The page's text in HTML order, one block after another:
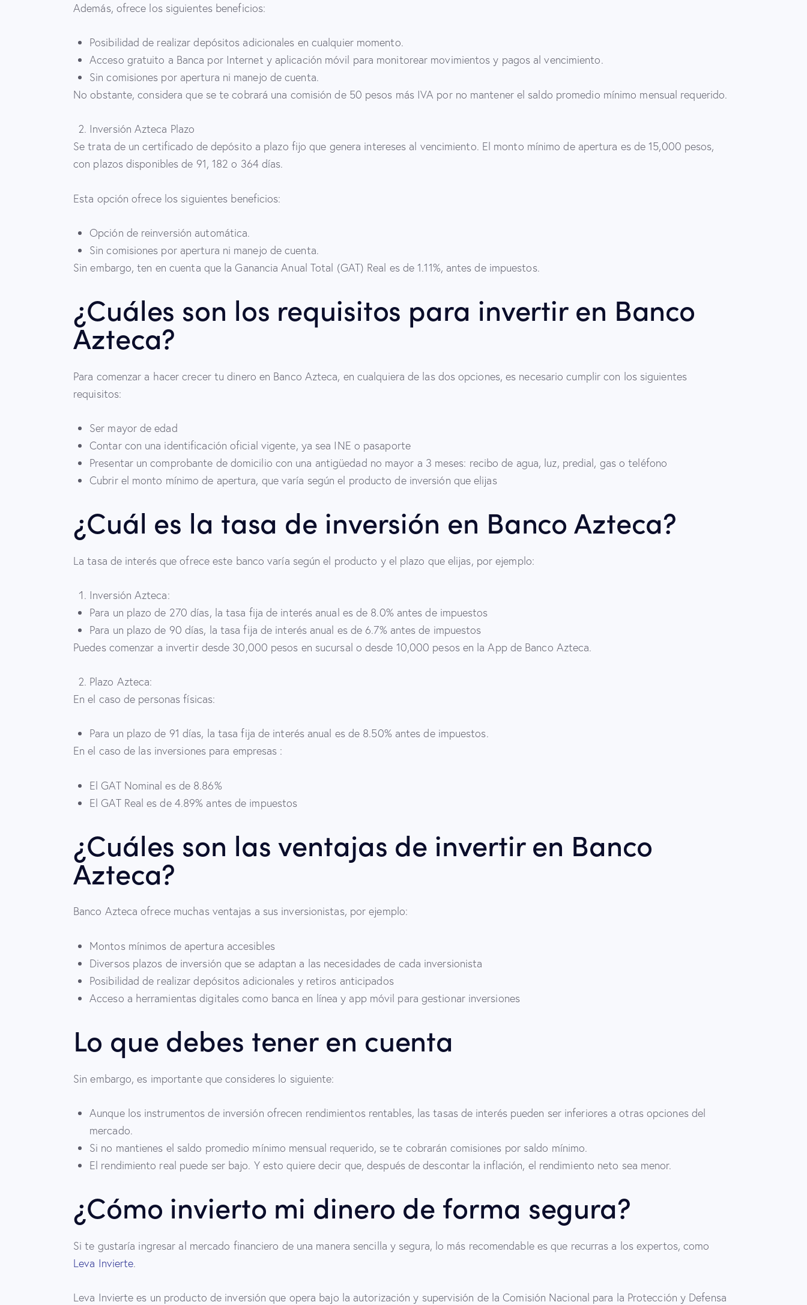
Además, ofrece los siguientes beneficios:
Posibilidad de realizar depósitos adicionales en cualquier momento.
Acceso gratuito a Banca por Internet y aplicación móvil para monitorear movimientos y pagos al vencimiento.
Sin comisiones por apertura ni manejo de cuenta.
No obstante, considera que se te cobrará una comisión de 50 pesos más IVA por no mantener el saldo promedio mínimo mensual requerido. ​
Inversión Azteca Plazo
Se trata de un certificado de depósito a plazo fijo que genera intereses al vencimiento. El monto mínimo de apertura es de 15,000 pesos,
con plazos disponibles de 91, 182 o 364 días.​
Esta opción ofrece los siguientes beneficios:
Opción de reinversión automática.
Sin comisiones por apertura ni manejo de cuenta.
Sin embargo, ten en cuenta que la Ganancia Anual Total (GAT) Real es de 1.11%, antes de impuestos.
¿Cuáles son los requisitos para invertir en Banco
Azteca?
Para comenzar a hacer crecer tu dinero en Banco Azteca, en cualquiera de las dos opciones, es necesario cumplir con los siguientes
requisitos:
Ser mayor de edad
Contar con una identificación oficial vigente, ya sea INE o pasaporte
Presentar un comprobante de domicilio con una antigüedad no mayor a 3 meses: recibo de agua, luz, predial, gas o teléfono
Cubrir el monto mínimo de apertura, que varía según el producto de inversión que elijas​
¿Cuál es la tasa de inversión en Banco Azteca?
La tasa de interés que ofrece este banco varía según el producto y el plazo que elijas, por ejemplo:
Inversión Azteca:
Para un plazo de 270 días, la tasa fija de interés anual es de 8.0% antes de impuestos
Para un plazo de 90 días, la tasa fija de interés anual es de 6.7% antes de impuestos
Puedes comenzar a invertir desde 30,000 pesos en sucursal o desde 10,000 pesos en la App de Banco Azteca.
Plazo Azteca:
En el caso de personas físicas:
Para un plazo de 91 días, la tasa fija de interés anual es de 8.50% antes de impuestos.
En el caso de las inversiones para empresas :
El GAT Nominal es de 8.86%
El GAT Real es de 4.89% antes de impuestos
¿Cuáles son las ventajas de invertir en Banco
Azteca?
Banco Azteca ofrece muchas ventajas a sus inversionistas, por ejemplo:
Montos mínimos de apertura accesibles​
Diversos plazos de inversión que se adaptan a las necesidades de cada inversionista​
Posibilidad de realizar depósitos adicionales y retiros anticipados
Acceso a herramientas digitales como banca en línea y app móvil para gestionar inversiones
Lo que debes tener en cuenta
Sin embargo, es importante que consideres lo siguiente:
Aunque los instrumentos de inversión ofrecen rendimientos rentables, las tasas de interés pueden ser inferiores a otras opciones del
mercado.​
Si no mantienes el saldo promedio mínimo mensual requerido, se te cobrarán comisiones por saldo mínimo.​
El rendimiento real puede ser bajo. Y esto quiere decir que, después de descontar la inflación, el rendimiento neto sea menor.
¿Cómo invierto mi dinero de forma segura?
Si te gustaría ingresar al mercado financiero de una manera sencilla y segura, lo más recomendable es que recurras a los expertos, como
Leva Invierte.
Leva Invierte es un producto de inversión que opera bajo la autorización y supervisión de la Comisión Nacional para la Protección y Defensa